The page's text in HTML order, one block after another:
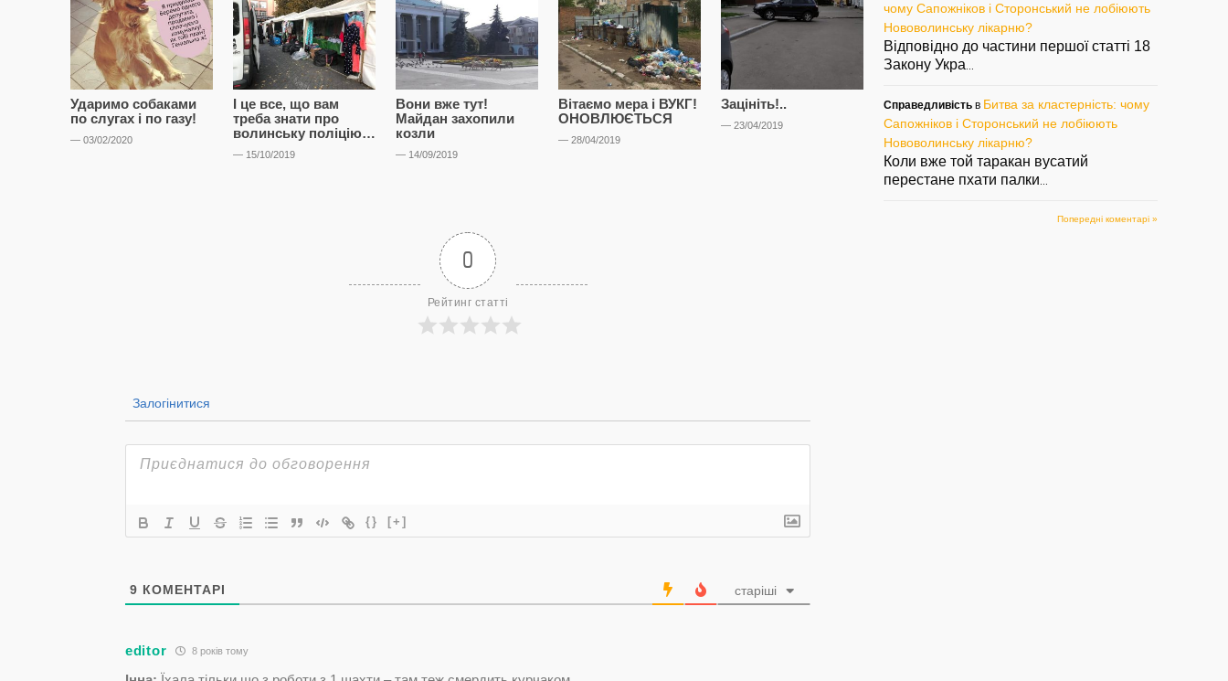
Ударимо собаками
по слугах і по газу!
— 03/02/2020
І це все, що вам
треба знати про
волинську поліцію…
— 15/10/2019
Вони вже тут!
Майдан захопили
козли
— 14/09/2019
Вітаємо мера і ВУКГ!
ОНОВЛЮЄТЬСЯ
— 28/04/2019
Зацініть!..
— 23/04/2019
Майстер парковки!..
— 11/04/2019
Як виглядає паркан
мільйонера. Новік
регоче
— 22/03/2019
0
Рейтинг статті
Залогінитися
{} [+]
9 КОМЕНТАРІ старіші
editor 8 років тому
чому Сапожніков і Сторонський не лобіюють
Нововолинську лікарню?
Відповідно до частини першої статті 18
Закону Укра
Справедливість в Битва за кластерність: чому
Сапожніков і Сторонський не лобіюють
Нововолинську лікарню?
Коли вже той таракан вусатий
перестане пхати палки
Попередні коментарі »